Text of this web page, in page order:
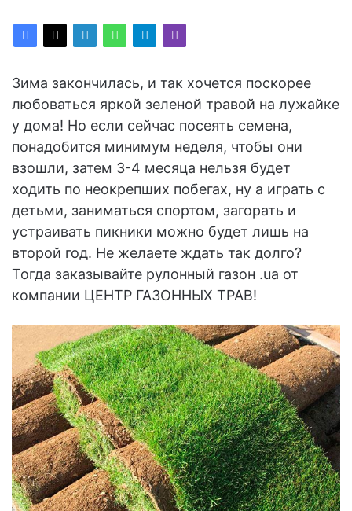
Зима закончилась, и так хочется поскорее
любоваться яркой зеленой травой на лужайке
у дома! Но если сейчас посеять семена,
понадобится минимум неделя, чтобы они
взошли, затем 3-4 месяца нельзя будет
ходить по неокрепших побегах, ну а играть с
детьми, заниматься спортом, загорать и
устраивать пикники можно будет лишь на
второй год. Не желаете ждать так долго?
Тогда заказывайте рулонный газон .ua от
компании ЦЕНТР ГАЗОННЫХ ТРАВ!